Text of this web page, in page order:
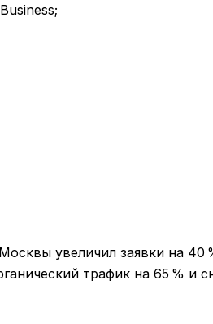
увеличил заявки на 40
трафик на 65 % и